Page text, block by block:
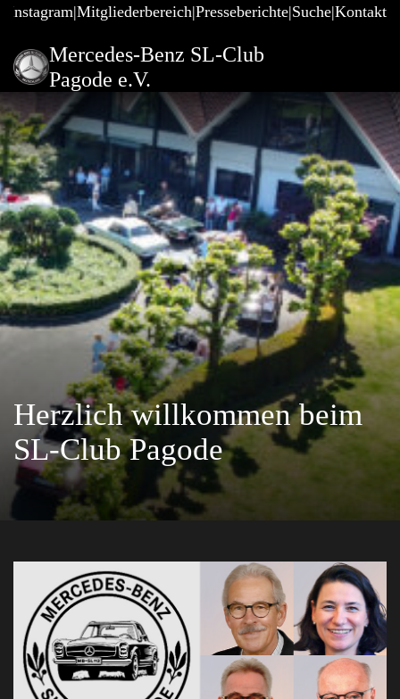
Mitgliederbereich Presseberichte Suche Kontakt
Mercedes-Benz SL-Club
Pagode e.V.
Herzlich willkommen beim
SL-Club Pagode